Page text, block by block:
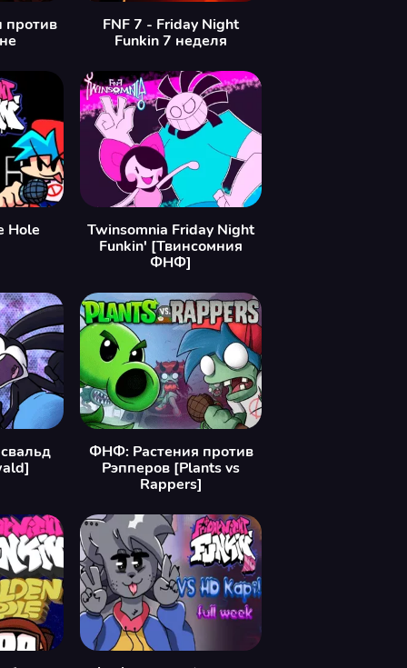
FNF 7 - Friday Night
Funkin 7 неделя
Hole
Twinsomnia Friday Night
Funkin' [Твинсомния
ФНФ]
ФНФ: Растения против
Рэпперов [Plants vs
Rappers]